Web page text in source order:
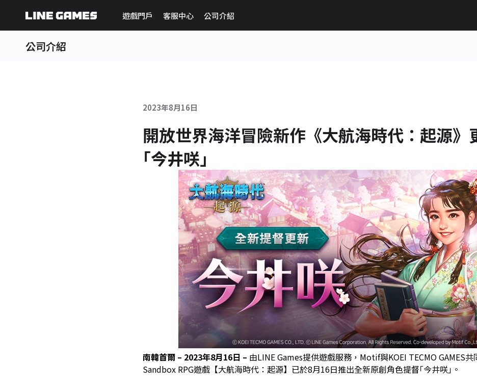
遊戲門戶 客服中心 公司介紹
公司介紹
2023年8月16日
開放世界海洋冒險新作《大航海時代：起源》
｢今井咲｣
南韓首爾 – 2023年8月16日 – 由LINE Games提供遊戲服務，Motif與KOEI TECMO GAMES
Sandbox RPG遊戲【大航海時代：起源】已於8月16日推出全新原創角色提督｢今井咲｣。